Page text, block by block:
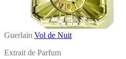
Guerlain Vol de Nuit
Extrait de Parfum